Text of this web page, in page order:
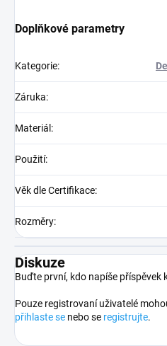
Doplňkové parametry
Kategorie:
Záruka:
Materiál :
Použití:
Věk dle Certifikace:
Rozměry:
Diskuze
Buďte první, kdo napíše příspěvek
Pouze registrovaní uživatelé
přihlaste se nebo se registrujte.